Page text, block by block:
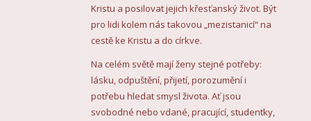
Kristu a posilovat jejich křesťanský život. Být
pro lidi kolem nás takovou „mezistanicí“ na
cestě ke Kristu a do církve.
Na celém světě mají ženy stejné potřeby:
lásku, odpuštění, přijetí, porozumění i
potřebu hledat smysl života. Ať jsou
svobodné nebo vdané, pracující, studentky,